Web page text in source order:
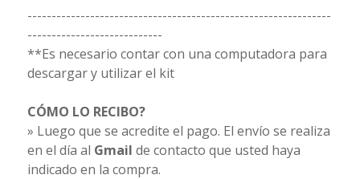
---------------------------------------------------------------
----------------------------
**Es necesario contar con una computadora para
descargar y utilizar el kit
CÓMO LO RECIBO?
» Luego que se acredite el pago. El envío se realiza
en el día al Gmail de contacto que usted haya
indicado en la compra.